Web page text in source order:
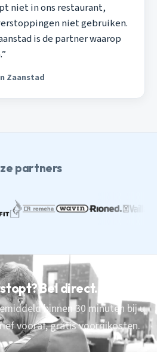
niet in ons restaurant,
niet gebruiken.
is de partner waarop
Zaanstad
partners
Bel direct.
binnen 30 minuten bij u
vooraf, gratis voorrijkosten.